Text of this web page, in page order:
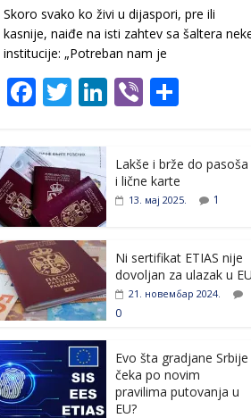
Skoro svako ko živi u dijaspori, pre ili
kasnije, naiđe na isti zahtev sa šaltera
institucije: „Potreban nam je
F
e
b
o
o
k
T
itt
er
Li
e
dI
Vi
er ar
e
Lakše i brže do pasoša
i lične karte
13. мај 2025. 1
Ni sertifikat ETIAS nije
dovoljan za ulazak u EU
21. новембар 2024.
0
Evo šta gradjane Srbije
čeka po novim
pravilima putovanja u
EU?